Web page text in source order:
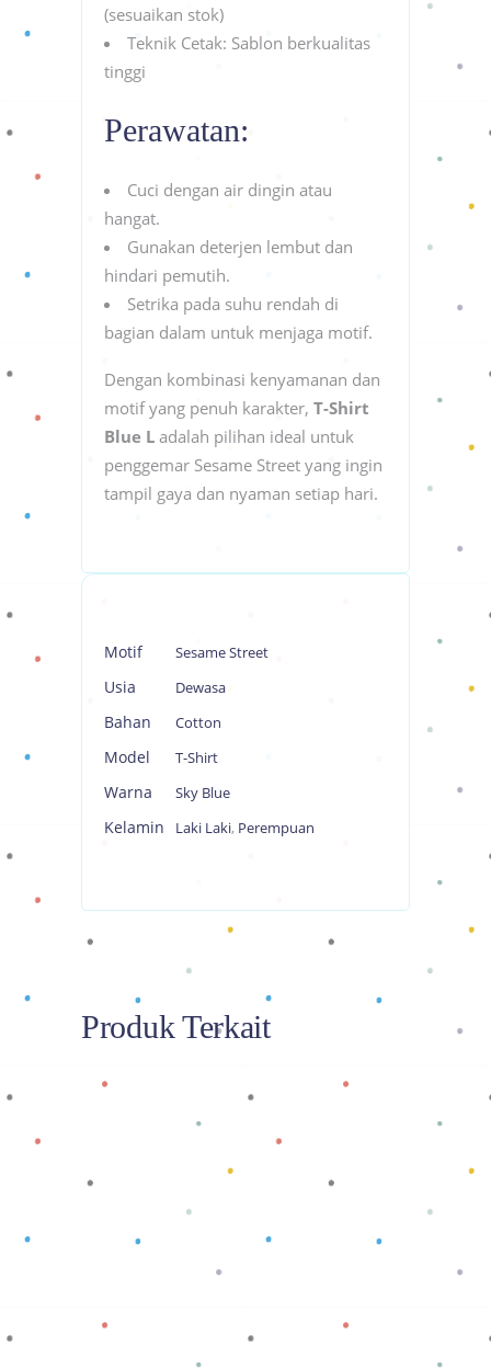
(sesuaikan stok)
Teknik Cetak: Sablon berkualitas
tinggi
Perawatan:
Cuci dengan air dingin atau
hangat.
Gunakan deterjen lembut dan
hindari pemutih.
Setrika pada suhu rendah di
bagian dalam untuk menjaga motif.
Dengan kombinasi kenyamanan dan
motif yang penuh karakter, T-Shirt
Blue L adalah pilihan ideal untuk
penggemar Sesame Street yang ingin
tampil gaya dan nyaman setiap hari.
Motif Sesame Street
Usia Dewasa
Bahan Cotton
Model T-Shirt
Warna Sky Blue
Kelamin Laki Laki, Perempuan
Produk Terkait